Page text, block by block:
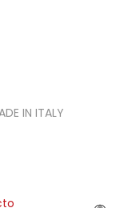
IN ITALY